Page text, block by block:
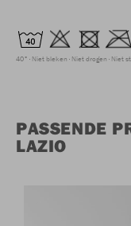
40° Niet bleken Niet drogen Niet
PASSENDE
LAZIO